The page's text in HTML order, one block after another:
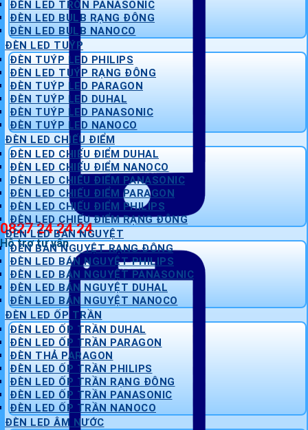
0827 24 24 24
Hỗ trợ tư vấn
ĐÈN LED TRÒN PANASONIC
ĐÈN LED BULB RẠNG ĐÔNG
ĐÈN LED BULB NANOCO
ĐÈN LED TUÝP
ĐÈN TUÝP LED PHILIPS
ĐÈN LED TUÝP RẠNG ĐÔNG
ĐÈN TUÝP LED PARAGON
ĐÈN TUÝP LED DUHAL
ĐÈN TUÝP LED PANASONIC
ĐÈN TUÝP LED NANOCO
ĐÈN LED CHIẾU ĐIỂM
ĐÈN LED CHIẾU ĐIỂM DUHAL
ĐÈN LED CHIẾU ĐIỂM NANOCO
ĐÈN LED CHIẾU ĐIỂM PANASONIC
ĐÈN LED CHIẾU ĐIỂM PARAGON
ĐÈN LED CHIẾU ĐIỂM PHILIPS
ĐÈN LED CHIẾU ĐIỂM RẠNG ĐÔNG
ĐÈN LED BÁN NGUYỆT
ĐÈN BÁN NGUYỆT RẠNG ĐÔNG
ĐÈN LED BÁN NGUYỆT PHILIPS
ĐÈN LED BÁN NGUYỆT PANASONIC
ĐÈN LED BÁN NGUYỆT DUHAL
ĐÈN LED BÁN NGUYỆT NANOCO
ĐÈN LED ỐP TRẦN
ĐÈN LED ỐP TRẦN DUHAL
ĐÈN LED ỐP TRẦN PARAGON
ĐÈN THẢ PARAGON
ĐÈN LED ỐP TRẦN PHILIPS
ĐÈN LED ỐP TRẦN RẠNG ĐÔNG
ĐÈN LED ỐP TRẦN PANASONIC
ĐÈN LED ỐP TRẦN NANOCO
ĐÈN LED ÂM NƯỚC